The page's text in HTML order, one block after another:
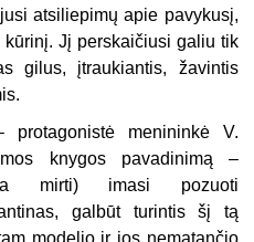
atsiliepimų apie pavykusį,
kūrinį. Jį perskaičiusi galiu tik
gilus, įtraukiantis, žavintis
protagonistė menininkė V.
knygos pavadinimą –
mirti) imasi pozuoti
galbūt turintis šį tą